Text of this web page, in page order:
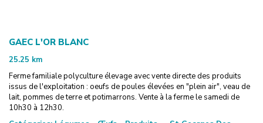
GAEC L'OR BLANC
25.25 km
Ferme familiale polyculture élevage avec vente directe des produits
issus de l'exploitation : oeufs de poules élevées en "plein air", veau de
lait, pommes de terre et potimarrons. Vente à la ferme le samedi de
10h30 à 12h30.